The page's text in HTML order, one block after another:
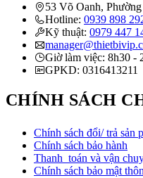
53 Võ Oanh,
Hotline: 0939 898
Kỹ thuật: 0979 447
Giờ làm việc: 8h30 -
GPKD: 0316413211
CHÍNH SÁCH
Chính sách đổi/ trả sản
Chính sách bảo hành
Thanh toán và vận
Chính sách bảo mật